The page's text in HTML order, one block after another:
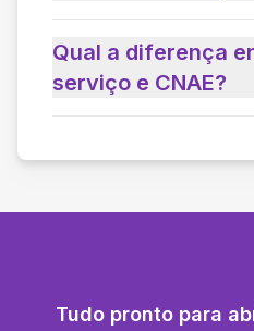
Qual a diferença
serviço e CNAE?
Tudo pronto para